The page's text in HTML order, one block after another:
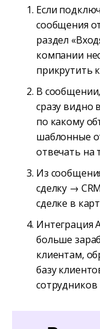
Если
сообщения
раздел
компании
прикрутить
В
сразу видно
по какому
шаблонные
отвечать на
Из
сделку →
сделке в
Интеграция
больше
клиентам,
базу
сотрудников